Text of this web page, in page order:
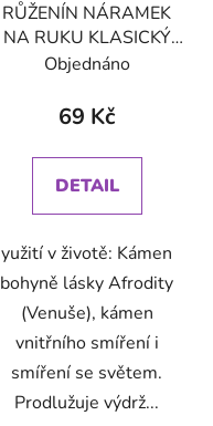
RŮŽENÍN NÁRAMEK
NA RUKU KLASICKÝ
(UNISEX)
Objednáno
69 Kč
DETAIL
yužití v životě: Kámen
bohyně lásky Afrodity
(Venuše), kámen
vnitřního smíření i
smíření se světem.
Prodlužuje výdrž...